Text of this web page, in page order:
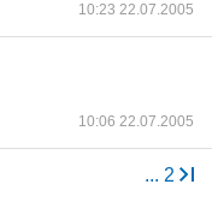
10:23 22.07.2005
10:06 22.07.2005
... 2